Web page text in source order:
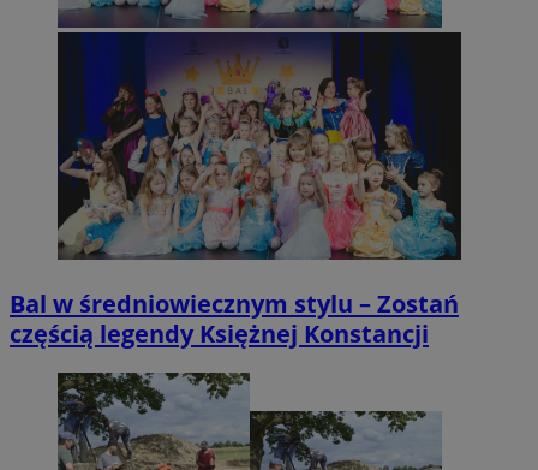
Bal w średniowiecznym stylu – Zostań
częścią legendy Księżnej Konstancji